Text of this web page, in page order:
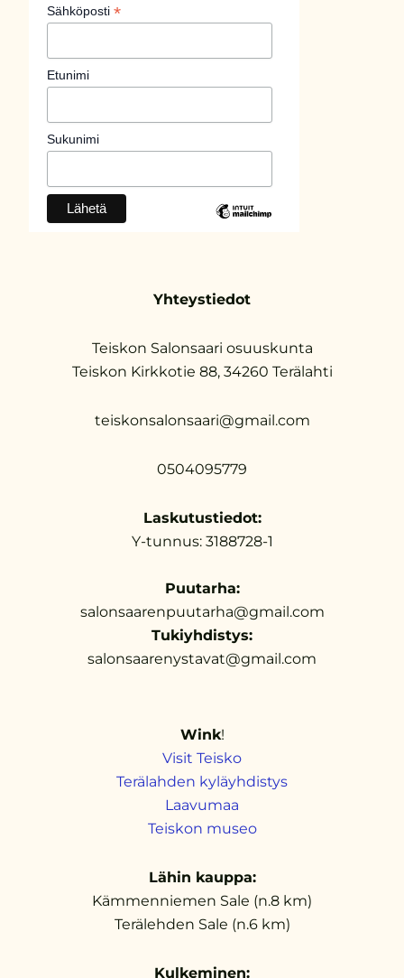
Sähköposti *
Etunimi
Sukunimi
Yhteystiedot
Teiskon Salonsaari osuuskunta
Teiskon Kirkkotie 88, 34260 Terälahti
teiskonsalonsaari@gmail.com
0504095779
Laskutustiedot:
Y-tunnus: 3188728-1
Puutarha:
salonsaarenpuutarha@gmail.com
Tukiyhdistys:
salonsaarenystavat@gmail.com
Wink!
Visit Teisko
Terälahden kyläyhdistys
Laavumaa
Teiskon museo
Lähin kauppa:
Kämmenniemen Sale (n.8 km)
Terälehden Sale (n.6 km)
Kulkeminen: